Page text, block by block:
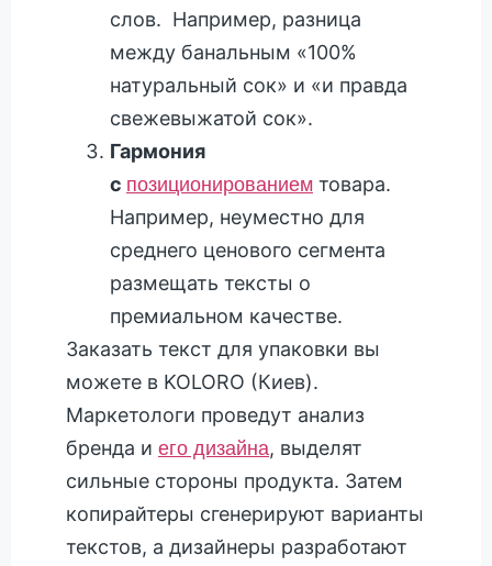
слов. Например, разница
между банальным «100%
натуральный сок» и «и правда
свежевыжатой сок».
Гармония
с позиционированием товара.
Например, неуместно для
среднего ценового сегмента
размещать тексты о
премиальном качестве.
Заказать текст для упаковки вы
можете в KOLORO (Киев).
Маркетологи проведут анализ
бренда и его дизайна, выделят
сильные стороны продукта. Затем
копирайтеры сгенерируют варианты
текстов, а дизайнеры разработают